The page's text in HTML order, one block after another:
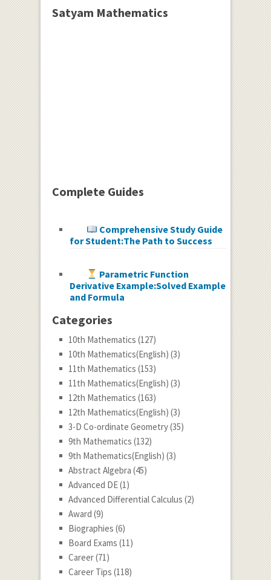
Satyam Mathematics
Complete Guides
Comprehensive Study Guide
for Student:The Path to Success
Parametric Function
Derivative Example:Solved Example
and Formula
Categories
10th Mathematics (127)
10th Mathematics(English) (3)
11th Mathematics (153)
11th Mathematics(English) (3)
12th Mathematics (163)
12th Mathematics(English) (3)
3-D Co-ordinate Geometry(35)
9th Mathematics (132)
9th Mathematics(English) (3)
Abstract Algebra (45)
Advanced DE(1)
Advanced Differential Calculus (2)
Award (9)
Biographies (6)
Board Exams (11)
Career(71)
Career Tips (118)